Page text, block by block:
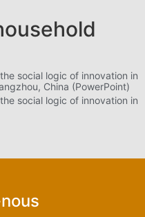
social logic of innovation in
China (PowerPoint)
social logic of innovation in